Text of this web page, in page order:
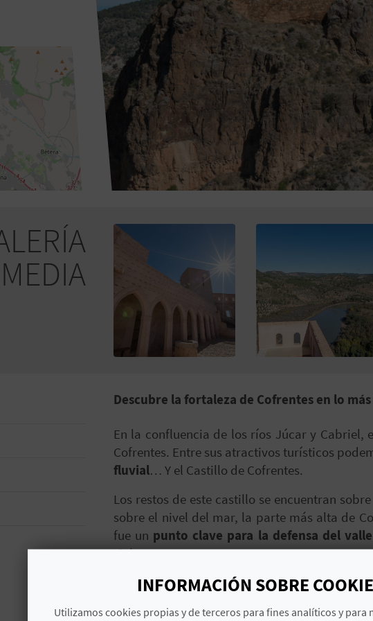
Descubre la fortaleza de Cofrentes en lo
En la confluencia de los ríos Júcar y Cabriel,
Cofrentes. Entre sus atractivos turísticos
fluvial… Y el Castillo de Cofrentes.
Los restos de este castillo se encuentran sobre
sobre el nivel del mar, la parte más alta de
fue un punto clave para la defensa del
siglo XII.
Arquitectónicamente, la fortaleza tiene
superior o el bastión, al que se accede a
INFORMACIÓN SOBRE
Utilizamos cookies propias y de terceros para fines analíticos y